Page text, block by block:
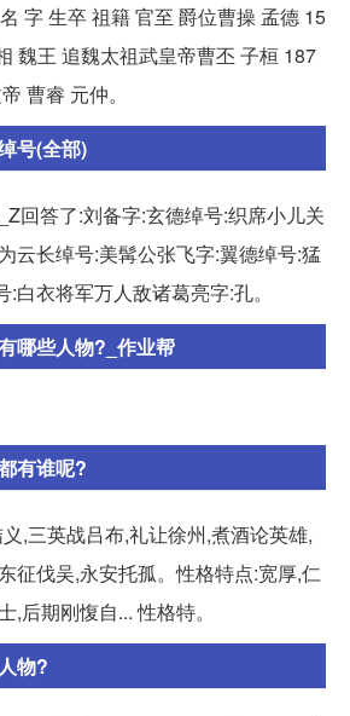
字 生卒 祖籍 官至 爵位曹操 孟德 15
魏王 追魏太祖武皇帝曹丕 子桓 187
曹睿 元仲。
号(全部)
回答了:刘备字:玄德绰号:织席小儿关
云长绰号:美髯公张飞字:翼德绰号:猛
白衣将军万人敌诸葛亮字:孔。
哪些人物?_作业帮
有谁呢?
,三英战吕布,礼让徐州,煮酒论英雄,
征伐吴,永安托孤。性格特点:宽厚,仁
,后期刚愎自... 性格特。
物?